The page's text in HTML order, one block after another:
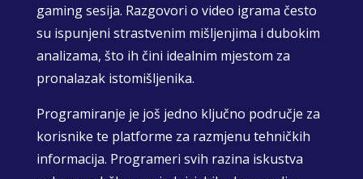
gaming sesija. Razgovori o video igrama često
su ispunjeni strastvenim mišljenjima i dubokim
analizama, što ih čini idealnim mjestom za
pronalazak istomišljenika.
Programiranje je još jedno ključno područje za
korisnike te platforme za razmjenu tehničkih
informacija. Programeri svih razina iskustva